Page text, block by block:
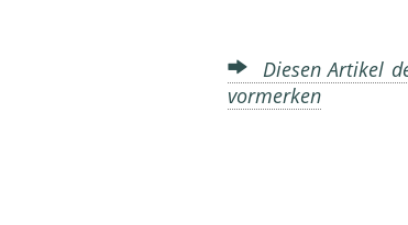
Diesen Artikel
vormerken